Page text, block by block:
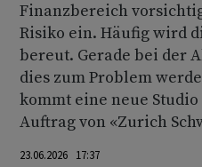
Finanzbereich
Risiko ein. Häufig wird
bereut. Gerade bei der
dies zum Problem
kommt eine neue
Auftrag von «Zurich
23.06.2026 17:37